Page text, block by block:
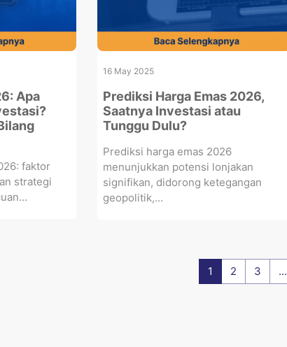
Apa
faktor
strategi
16 May 2025
Prediksi Harga Emas 2026,
Saatnya Investasi atau
Tunggu Dulu?
Prediksi harga emas 2026
menunjukkan potensi lonjakan
signifikan, didorong ketegangan
geopolitik,...
1 2 3 ...